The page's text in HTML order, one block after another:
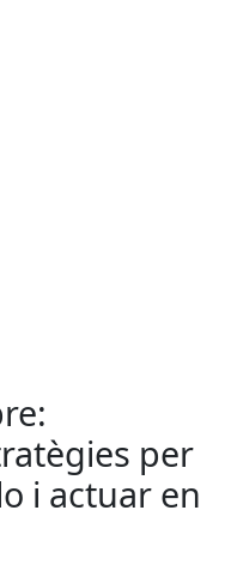
per
i actuar en